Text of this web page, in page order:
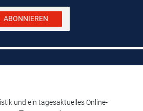
ABONNIEREN
und ein tagesaktuelles Online-